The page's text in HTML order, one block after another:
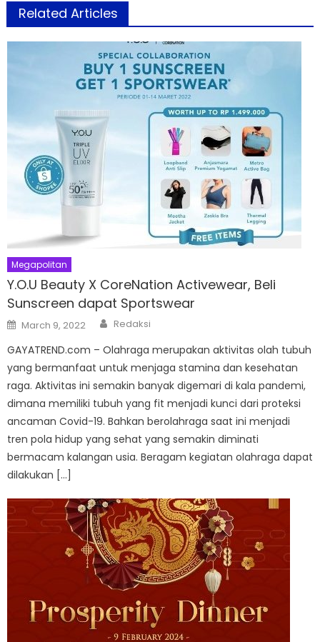
Related Articles
Megapolitan
Y.O.U Beauty X CoreNation Activewear, Beli
Sunscreen dapat Sportswear
Posted
on
March 9, 2022 Author
Redaksi
GAYATREND.com – Olahraga merupakan aktivitas olah tubuh
yang bermanfaat untuk menjaga stamina dan kesehatan
raga. Aktivitas ini semakin banyak digemari di kala pandemi,
dimana memiliki tubuh yang fit menjadi kunci dari proteksi
ancaman Covid-19. Bahkan berolahraga saat ini menjadi
tren pola hidup yang sehat yang semakin diminati
bermacam kalangan usia. Beragam kegiatan olahraga dapat
dilakukan […]